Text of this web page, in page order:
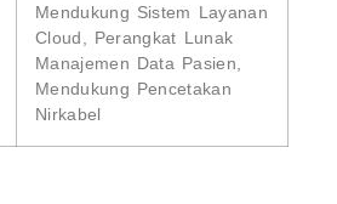
Mendukung Sistem Layanan
Cloud, Perangkat Lunak
Manajemen Data Pasien,
Mendukung Pencetakan
Nirkabel